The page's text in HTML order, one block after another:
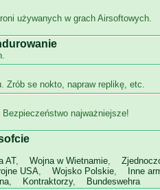
używanych w grach Airsoftowych.
Zrób se nokto, napraw replikę, etc.
najważniejsze!
AT, Wojna w Wietnamie,
USA, Wojsko Polskie,
Inne
, Kontraktorzy, Bundeswehra